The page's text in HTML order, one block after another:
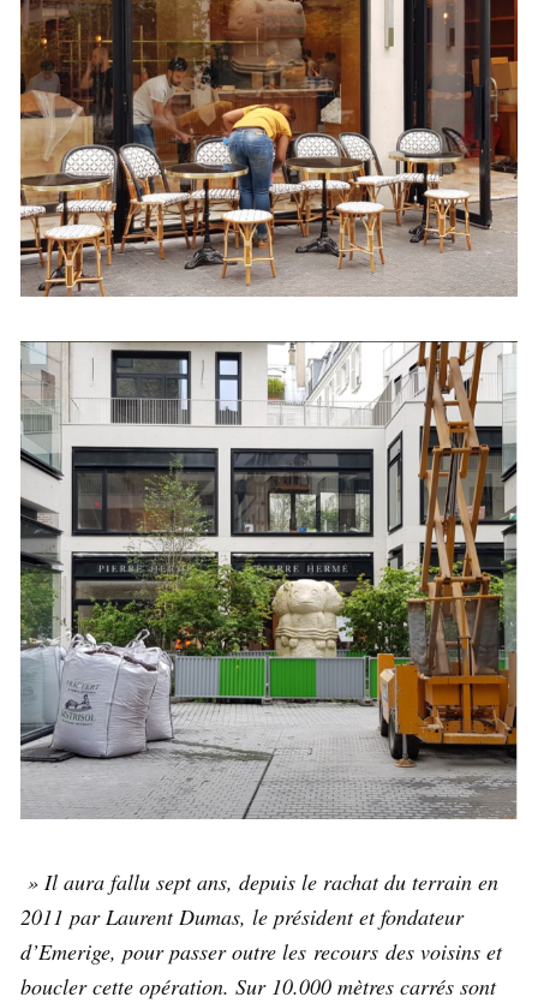
» Il aura fallu sept ans, depuis le rachat du terrain en
2011 par Laurent Dumas, le président et fondateur
d’Emerige, pour passer outre les recours des voisins et
boucler cette opération. Sur 10.000 mètres carrés sont